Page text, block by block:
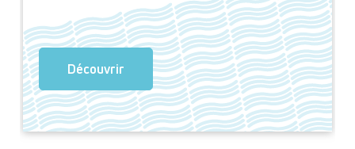
Découvrir